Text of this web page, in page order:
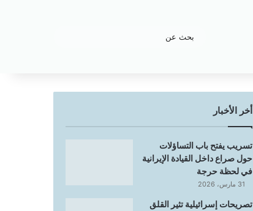
أخر الأخبار
تسريب يفتح باب التساؤلات
حول صراع داخل القيادة الإيرانية
في لحظة حرجة
31 مارس، 2026
تصريحات إسرائيلية تثير القلق